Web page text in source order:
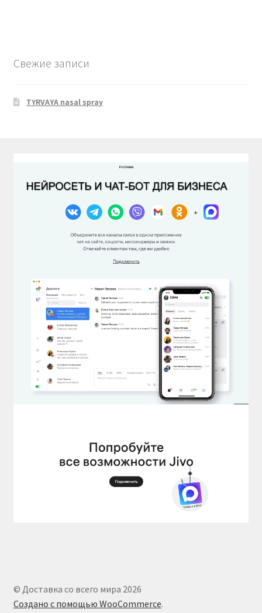
Свежие записи
TYRVAYA nasal spray
© Доставка со всего мира 2026
Создано с помощью WooCommerce.